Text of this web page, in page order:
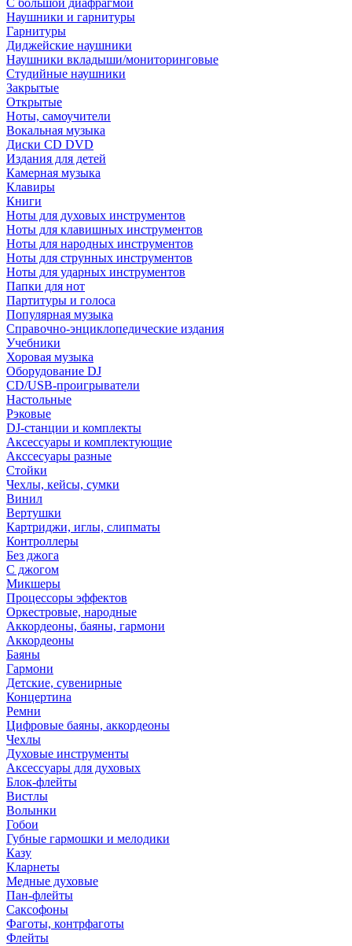
С большой диафрагмой
Наушники и гарнитуры
Гарнитуры
Диджейские наушники
Наушники вкладыши/мониторинговые
Студийные наушники
Закрытые
Открытые
Ноты, самоучители
Вокальная музыка
Диски CD DVD
Издания для детей
Камерная музыка
Клавиры
Книги
Ноты для духовых инструментов
Ноты для клавишных инструментов
Ноты для народных инструментов
Ноты для струнных инструментов
Ноты для ударных инструментов
Папки для нот
Партитуры и голоса
Популярная музыка
Справочно-энциклопедические издания
Учебники
Хоровая музыка
Оборудование DJ
CD/USB-проигрыватели
Настольные
Рэковые
DJ-станции и комплекты
Аксессуары и комплектующие
Акссесуары разные
Стойки
Чехлы, кейсы, сумки
Винил
Вертушки
Картриджи, иглы, слипматы
Контроллеры
Без джога
С джогом
Микшеры
Процессоры эффектов
Оркестровые, народные
Аккордеоны, баяны, гармони
Аккордеоны
Баяны
Гармони
Детские, сувенирные
Концертина
Ремни
Цифровые баяны, аккордеоны
Чехлы
Духовые инструменты
Аксессуары для духовых
Блок-флейты
Вистлы
Волынки
Гобои
Губные гармошки и мелодики
Казу
Кларнеты
Медные духовые
Пан-флейты
Саксофоны
Фаготы, контрфаготы
Флейты